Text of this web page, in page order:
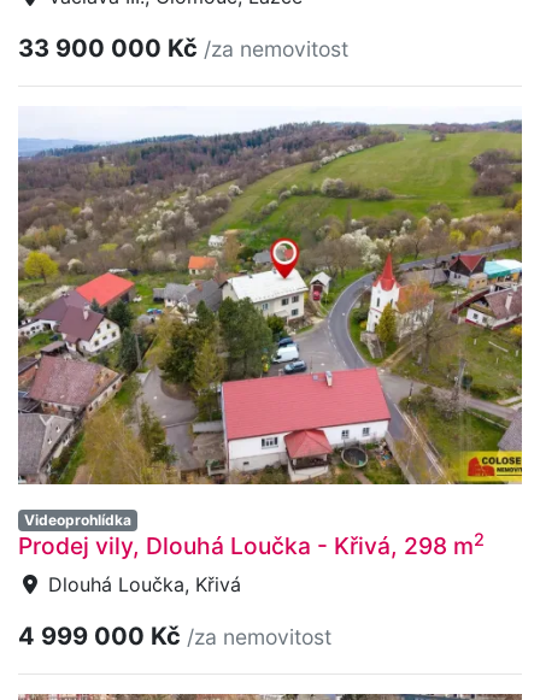
33 900 000 Kč /za nemovitost
Videoprohlídka
Prodej vily, Dlouhá Loučka - Křivá, 298 m2
Dlouhá Loučka, Křivá
4 999 000 Kč /za nemovitost